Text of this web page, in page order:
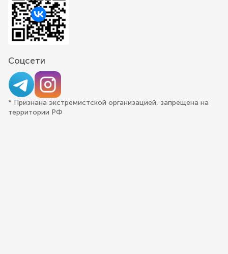
Соцсети
* Признана экстремистской организацией, запрещена на
территории РФ